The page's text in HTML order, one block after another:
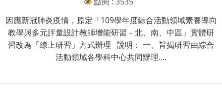
因應新冠肺炎疫情，原定「109學年度綜合活動領域素養導向
教學與多元評量設計教師增能研習－北、南、中區」實體研
習改為「線上研習」方式辦理 說明： 一、旨揭研習由綜合
活動領域各學科中心共同辦理....